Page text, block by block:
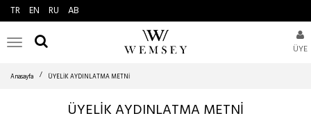
TR EN RU AB
Toggle
navigation
ÜYE
Anasayfa ÜYELİK AYDINLATMA METNİ
ÜYELİK AYDINLATMA METNİ